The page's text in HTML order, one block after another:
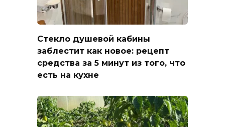
Стекло душевой кабины
заблестит как новое: рецепт
средства за 5 минут из того, что
есть на кухне